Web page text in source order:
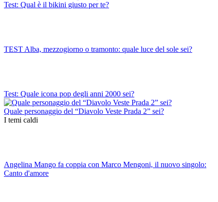
Test: Qual è il bikini giusto per te?
TEST Alba, mezzogiorno o tramonto: quale luce del sole sei?
Test: Quale icona pop degli anni 2000 sei?
Quale personaggio del “Diavolo Veste Prada 2” sei?
I temi caldi
Angelina Mango fa coppia con Marco Mengoni, il nuovo singolo:
Canto d'amore